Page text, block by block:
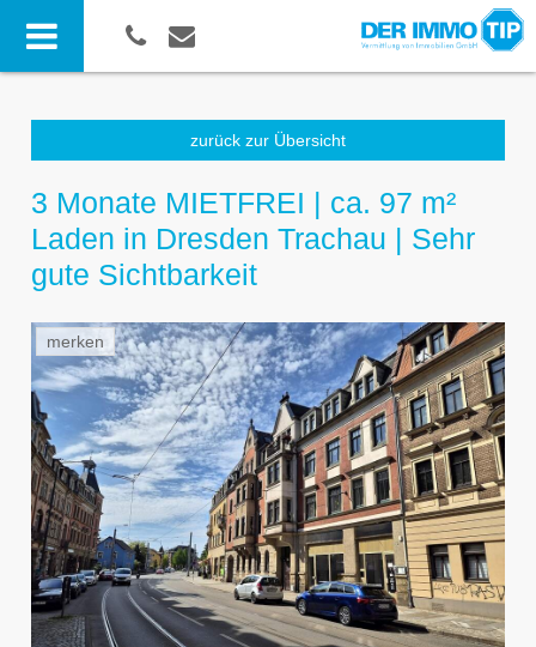
zurück zur Übersicht
3 Monate MIETFREI | ca. 97 m²
Laden in Dresden Trachau | Sehr
gute Sichtbarkeit
merken